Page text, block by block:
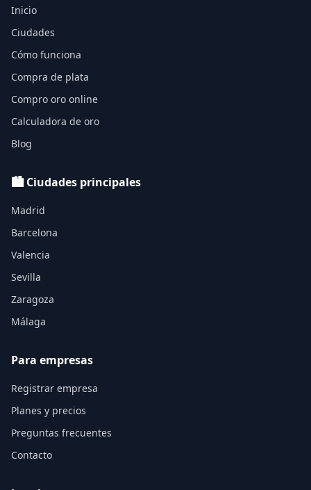
Inicio
Ciudades
Cómo funciona
Compra de plata
Compro oro online
Calculadora de oro
Blog
🏙️ Ciudades principales
Madrid
Barcelona
Valencia
Sevilla
Zaragoza
Málaga
Para empresas
Registrar empresa
Planes y precios
Preguntas frecuentes
Contacto